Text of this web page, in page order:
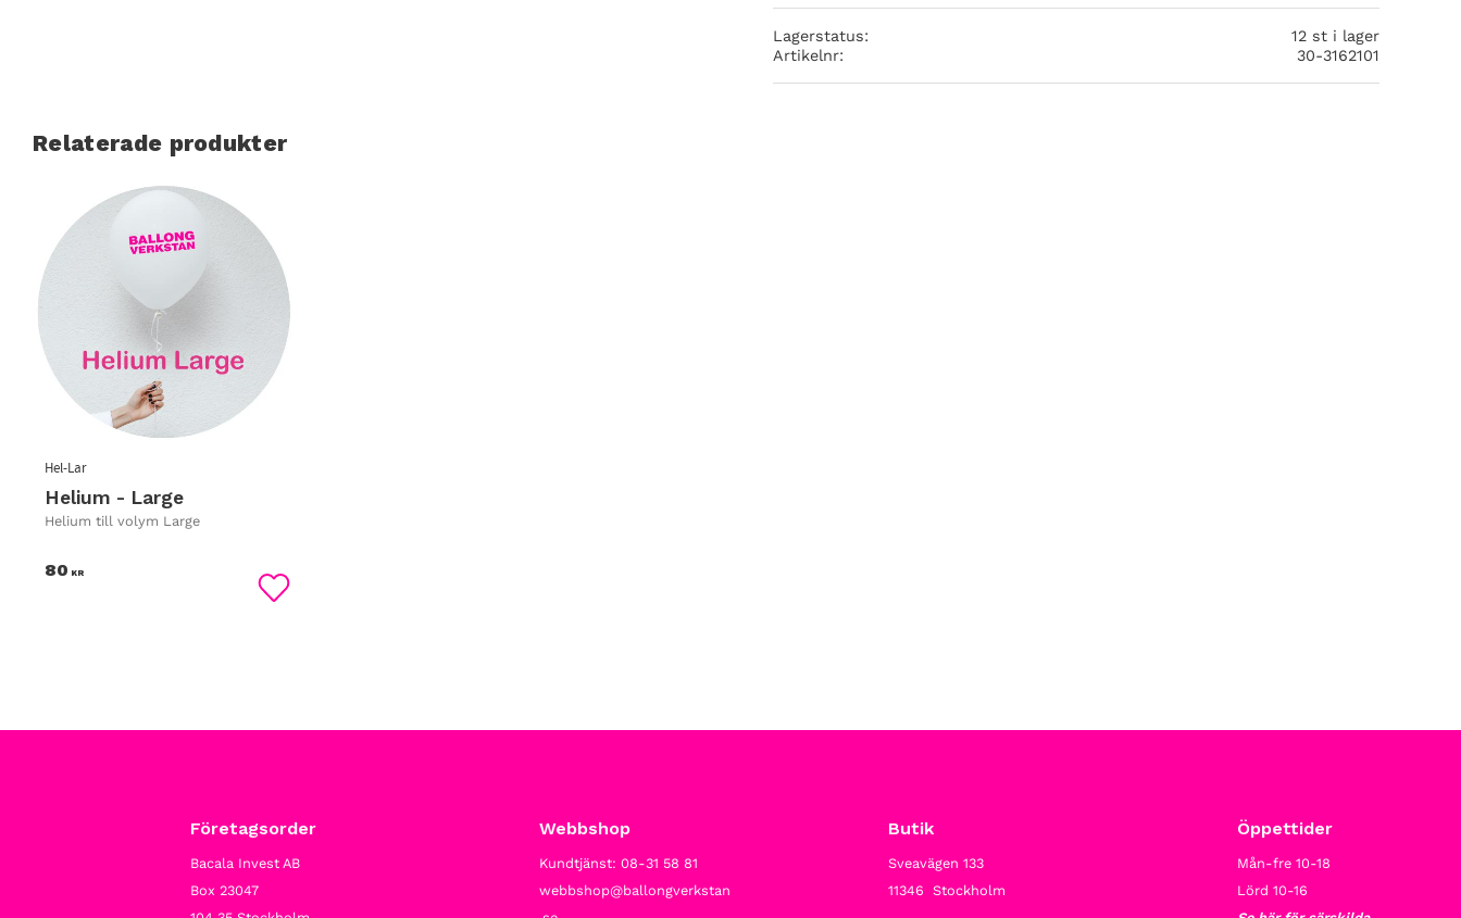
Lagerstatus
12 st i lager
Artikelnr
30-3162101
Relaterade produkter
Helium - Large
Helium till volym Large
Hel-Lar
80 KR
Lägg till i favoriter
Företagsorder
Bacala Invest AB
Box 23047
Webbshop
Kundtjänst: 08-31 58 81
webbshop@ballongverkstan
Butik
Sveavägen 133
11346 Stockholm
Öppettider
Mån-fre 10-18
Lörd 10-16